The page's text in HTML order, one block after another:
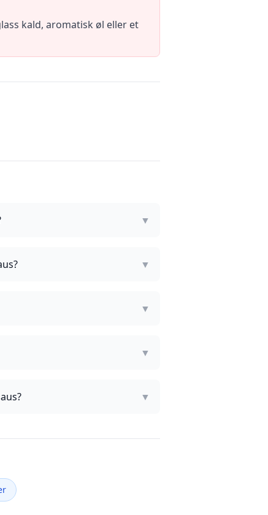
kald, aromatisk øl eller et
▼
▼
▼
▼
▼